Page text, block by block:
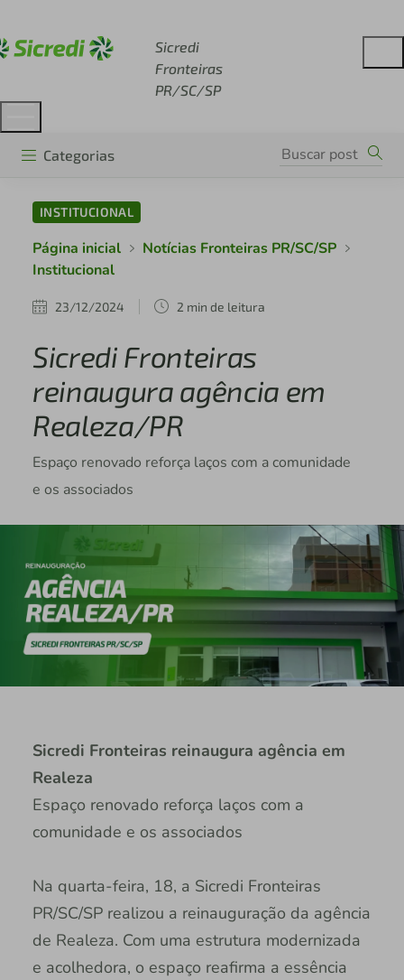
Sicredi
Fronteiras
PR/SC/SP
Categorias
INSTITUCIONAL
Página inicial
Notícias Fronteiras PR/SC/SP
Institucional
23/12/2024 2 min de leitura
Sicredi Fronteiras
reinaugura agência em
Realeza/PR
Espaço renovado reforça laços com a comunidade
e os associados
Sicredi Fronteiras reinaugura agência em
Realeza
Espaço renovado reforça laços com a
comunidade e os associados
Na quarta-feira, 18, a Sicredi Fronteiras
PR/SC/SP realizou a reinauguração da agência
de Realeza. Com uma estrutura modernizada
e acolhedora, o espaço reafirma a essência